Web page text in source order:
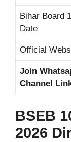
Bihar Board
Date
Official
Join
Channel
BSEB
2026